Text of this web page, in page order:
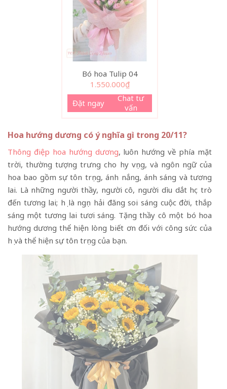
Bó hoa Tulip 04
1.550.000₫
Đặt ngay
Chat tư
vấn
Hoa hướng dương có ý nghĩa gì trong 20/11?
Thông điệp hoa hướng dương, luôn hướng về phía mặt
trời, thường tượng trưng cho hy vọng, và ngôn ngữ của
hoa bao gồm sự tôn trọng, ánh nắng, ánh sáng và tương
lai. Là những người thầy, người cô, người dìu dắt học trò
đến tương lai; họ là ngọn hải đăng soi sáng cuộc đời, thắp
sáng một tương lai tươi sáng. Tặng thầy cô một bó hoa
hướng dương thể hiện lòng biết ơn đối với công sức của
họ và thể hiện sự tôn trọng của bạn.